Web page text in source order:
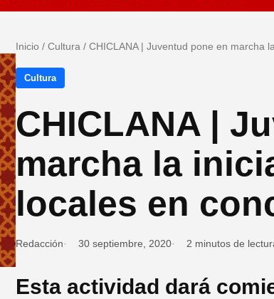
Inicio / Cultura / CHICLANA | Juventud pone en marcha
Cultura
CHICLANA |
marcha la
locales en
Redacción 30 septiembre, 2020 2 minutos de
Esta actividad dará